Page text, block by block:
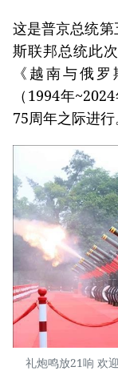
这是普京总统
斯联邦总统此
《越南与俄
（1994年
75周年之际进行
礼炮鸣放21响 欢